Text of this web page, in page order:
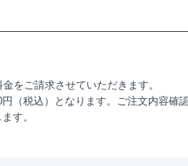
をご請求させていただきます。
（税込）となります。ご注文内容確
す。